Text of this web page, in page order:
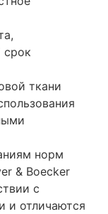
срок
ткани
норм
& Boecker
с
и отличаются